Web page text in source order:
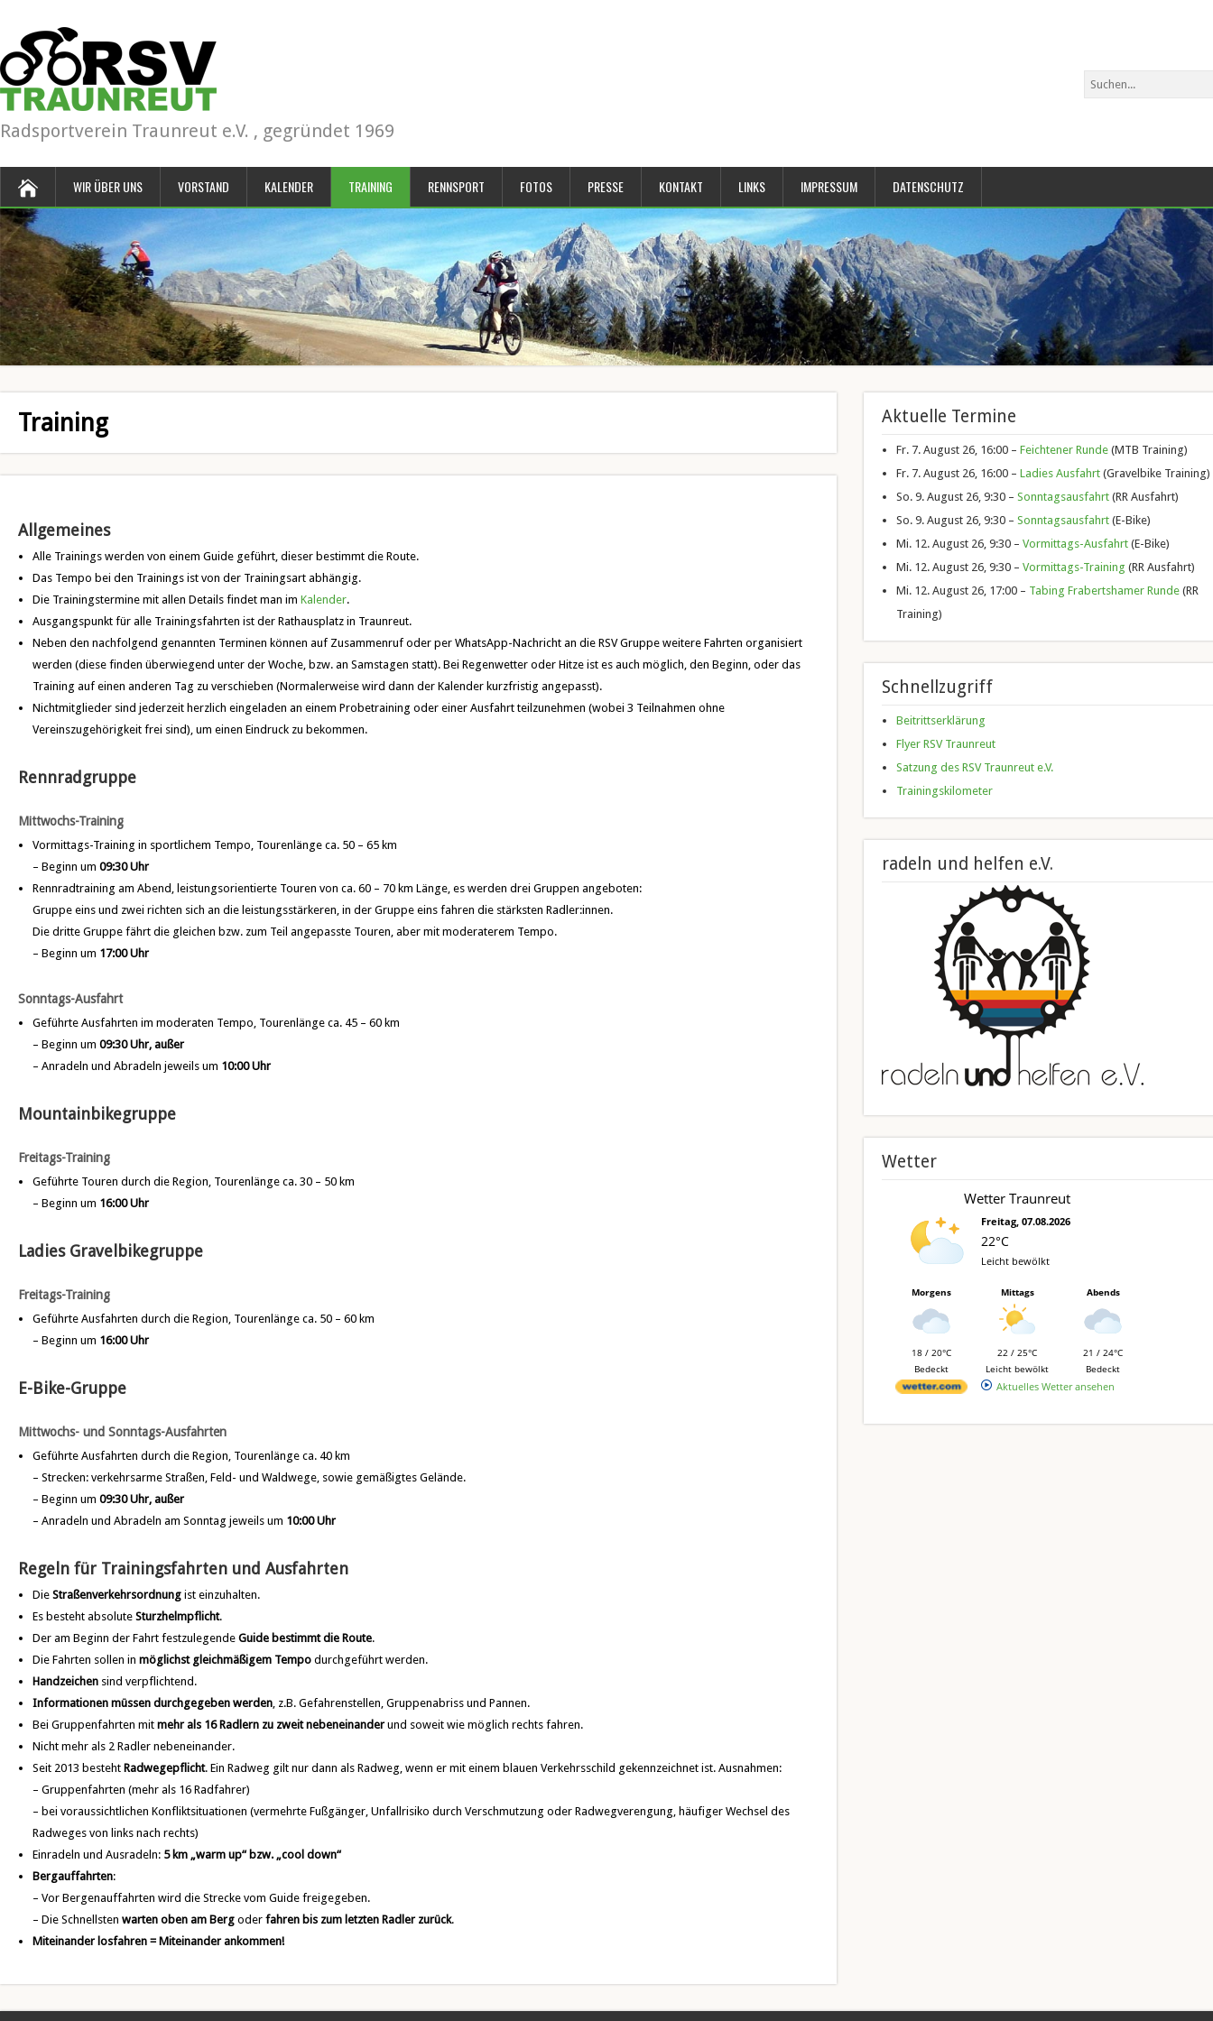
Radsportverein Traunreut e.V. , gegründet 1969
WIR ÜBER UNS VORSTAND KALENDER TRAINING RENNSPORT FOTOS PRESSE KONTAKT LINKS IMPRESSUM DATENSCHUTZ
Training
Allgemeines
Alle Trainings werden von einem Guide geführt, dieser bestimmt die Route.
Das Tempo bei den Trainings ist von der Trainingsart abhängig.
Die Trainingstermine mit allen Details findet man im Kalender.
Ausgangspunkt für alle Trainingsfahrten ist der Rathausplatz in Traunreut.
Neben den nachfolgend genannten Terminen können auf Zusammenruf oder per WhatsApp-Nachricht an die RSV Gruppe weitere Fahrten organisiert
werden (diese finden überwiegend unter der Woche, bzw. an Samstagen statt). Bei Regenwetter oder Hitze ist es auch möglich, den Beginn, oder das
Training auf einen anderen Tag zu verschieben (Normalerweise wird dann der Kalender kurzfristig angepasst).
Nichtmitglieder sind jederzeit herzlich eingeladen an einem Probetraining oder einer Ausfahrt teilzunehmen (wobei 3 Teilnahmen ohne
Vereinszugehörigkeit frei sind), um einen Eindruck zu bekommen.
Rennradgruppe
Mittwochs-Training
Vormittags-Training in sportlichem Tempo, Tourenlänge ca. 50 – 65 km
– Beginn um 09:30 Uhr
Rennradtraining am Abend, leistungsorientierte Touren von ca. 60 – 70 km Länge, es werden drei Gruppen angeboten:
Gruppe eins und zwei richten sich an die leistungsstärkeren, in der Gruppe eins fahren die stärksten Radler:innen.
Die dritte Gruppe fährt die gleichen bzw. zum Teil angepasste Touren, aber mit moderaterem Tempo.
– Beginn um 17:00 Uhr
Sonntags-Ausfahrt
Geführte Ausfahrten im moderaten Tempo, Tourenlänge ca. 45 – 60 km
– Beginn um 09:30 Uhr, außer
– Anradeln und Abradeln jeweils um 10:00 Uhr
Mountainbikegruppe
Freitags-Training
Geführte Touren durch die Region, Tourenlänge ca. 30 – 50 km
– Beginn um 16:00 Uhr
Ladies Gravelbikegruppe
Freitags-Training
Geführte Ausfahrten durch die Region, Tourenlänge ca. 50 – 60 km
– Beginn um 16:00 Uhr
E-Bike-Gruppe
Mittwochs- und Sonntags-Ausfahrten
Geführte Ausfahrten durch die Region, Tourenlänge ca. 40 km
– Strecken: verkehrsarme Straßen, Feld- und Waldwege, sowie gemäßigtes Gelände.
– Beginn um 09:30 Uhr, außer
– Anradeln und Abradeln am Sonntag jeweils um 10:00 Uhr
Regeln für Trainingsfahrten und Ausfahrten
Die Straßenverkehrsordnung ist einzuhalten.
Es besteht absolute Sturzhelmpflicht.
Der am Beginn der Fahrt festzulegende Guide bestimmt die Route.
Die Fahrten sollen in möglichst gleichmäßigem Tempo durchgeführt werden.
Handzeichen sind verpflichtend.
Informationen müssen durchgegeben werden , z.B. Gefahrenstellen, Gruppenabriss und Pannen.
Bei Gruppenfahrten mit mehr als 16 Radlern zu zweit nebeneinander und soweit wie möglich rechts fahren.
Nicht mehr als 2 Radler nebeneinander.
Seit 2013 besteht Radwegepflicht. Ein Radweg gilt nur dann als Radweg, wenn er mit einem blauen Verkehrsschild gekennzeichnet ist. Ausnahmen:
– Gruppenfahrten (mehr als 16 Radfahrer)
– bei voraussichtlichen Konfliktsituationen (vermehrte Fußgänger, Unfallrisiko durch Verschmutzung oder Radwegverengung, häufiger Wechsel des
Radweges von links nach rechts)
Einradeln und Ausradeln: 5 km „warm up“ bzw. „cool down“
Bergauffahrten:
– Vor Bergenauffahrten wird die Strecke vom Guide freigegeben.
– Die Schnellsten warten oben am Berg oder fahren bis zum letzten Radler zurück.
Miteinander losfahren = Miteinander ankommen!
Aktuelle Termine
Fr. 7. August 26, 16:00 – Feichtener Runde (MTB Training)
Fr. 7. August 26, 16:00 – Ladies Ausfahrt (Gravelbike Training)
So. 9. August 26, 9:30 – Sonntagsausfahrt (RR Ausfahrt)
So. 9. August 26, 9:30 – Sonntagsausfahrt (E-Bike)
Mi. 12. August 26, 9:30 – Vormittags-Ausfahrt (E-Bike)
Mi. 12. August 26, 9:30 – Vormittags-Training (RR Ausfahrt)
Mi. 12. August 26, 17:00 – Tabing Frabertshamer Runde (RR
Training)
Schnellzugriff
Beitrittserklärung
Flyer RSV Traunreut
Satzung des RSV Traunreut e.V.
Trainingskilometer
radeln und helfen e.V.
Wetter
Wetter Traunreut
Freitag, 07.08.2026
22°C
Leicht bewölkt
Morgens
18 / 20°C
Bedeckt
Mittags
22 / 25°C
Leicht bewölkt
Abends
21 / 24°C
Bedeckt
Aktuelles Wetter ansehen